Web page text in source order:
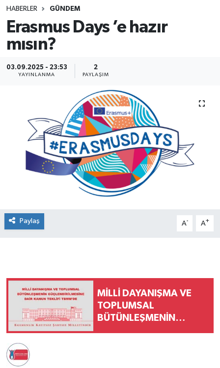
HABERLER GÜNDEM
Erasmus Days ’e hazır
mısın?
03.09.2025 - 23:53
YAYINLANMA
2
PAYLAŞIM
Paylaş A- A+
MİLLİ DAYANIŞMA VE
TOPLUMSAL
BÜTÜNLEŞMENİN
YARIŞMA/ETKİNLİKLER
ANKET
MEVZUAT/KARARLAR